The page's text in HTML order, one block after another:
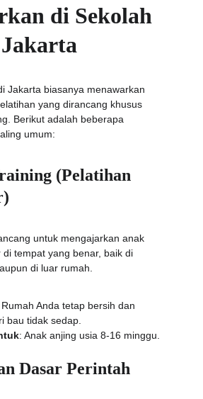
di Sekolah
Jakarta biasanya menawarkan
yang dirancang khusus
Berikut adalah beberapa
umum:
(Pelatihan
untuk mengajarkan anak
tempat yang benar, baik di
di luar rumah.
Rumah Anda tetap bersih dan
bau tidak sedap.
: Anak anjing usia 8-16 minggu.
Dasar Perintah